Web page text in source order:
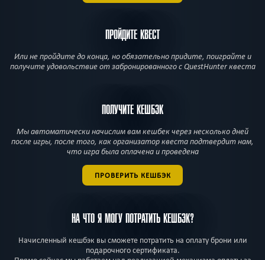
ПРОЙДИТЕ КВЕСТ
Или не пройдите до конца, но обязательно придите, поиграйте и
получите удовольствие от забронированного с QuestHunter квеста
ПОЛУЧИТЕ КЕШБЭК
Мы автоматически начислим вам кешбек через несколько дней
после игры, после того, как организатор квеста подтвердит нам,
что игра была оплачена и проведена
ПРОВЕРИТЬ КЕШБЭК
НА ЧТО Я МОГУ ПОТРАТИТЬ КЕШБЭК?
Начисленный кешбэк вы сможете потратить на оплату брони или
подарочного сертификата.